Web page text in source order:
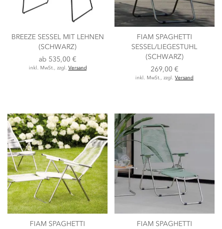
BREEZE SESSEL MIT LEHNEN
(SCHWARZ)
ab 535,00 €
inkl. MwSt., zzgl. Versand
FIAM SPAGHETTI
SESSEL/LIEGESTUHL
(SCHWARZ)
269,00 €
inkl. MwSt., zzgl.Versand
FIAM SPAGHETTI
FIAM SPAGHETTI